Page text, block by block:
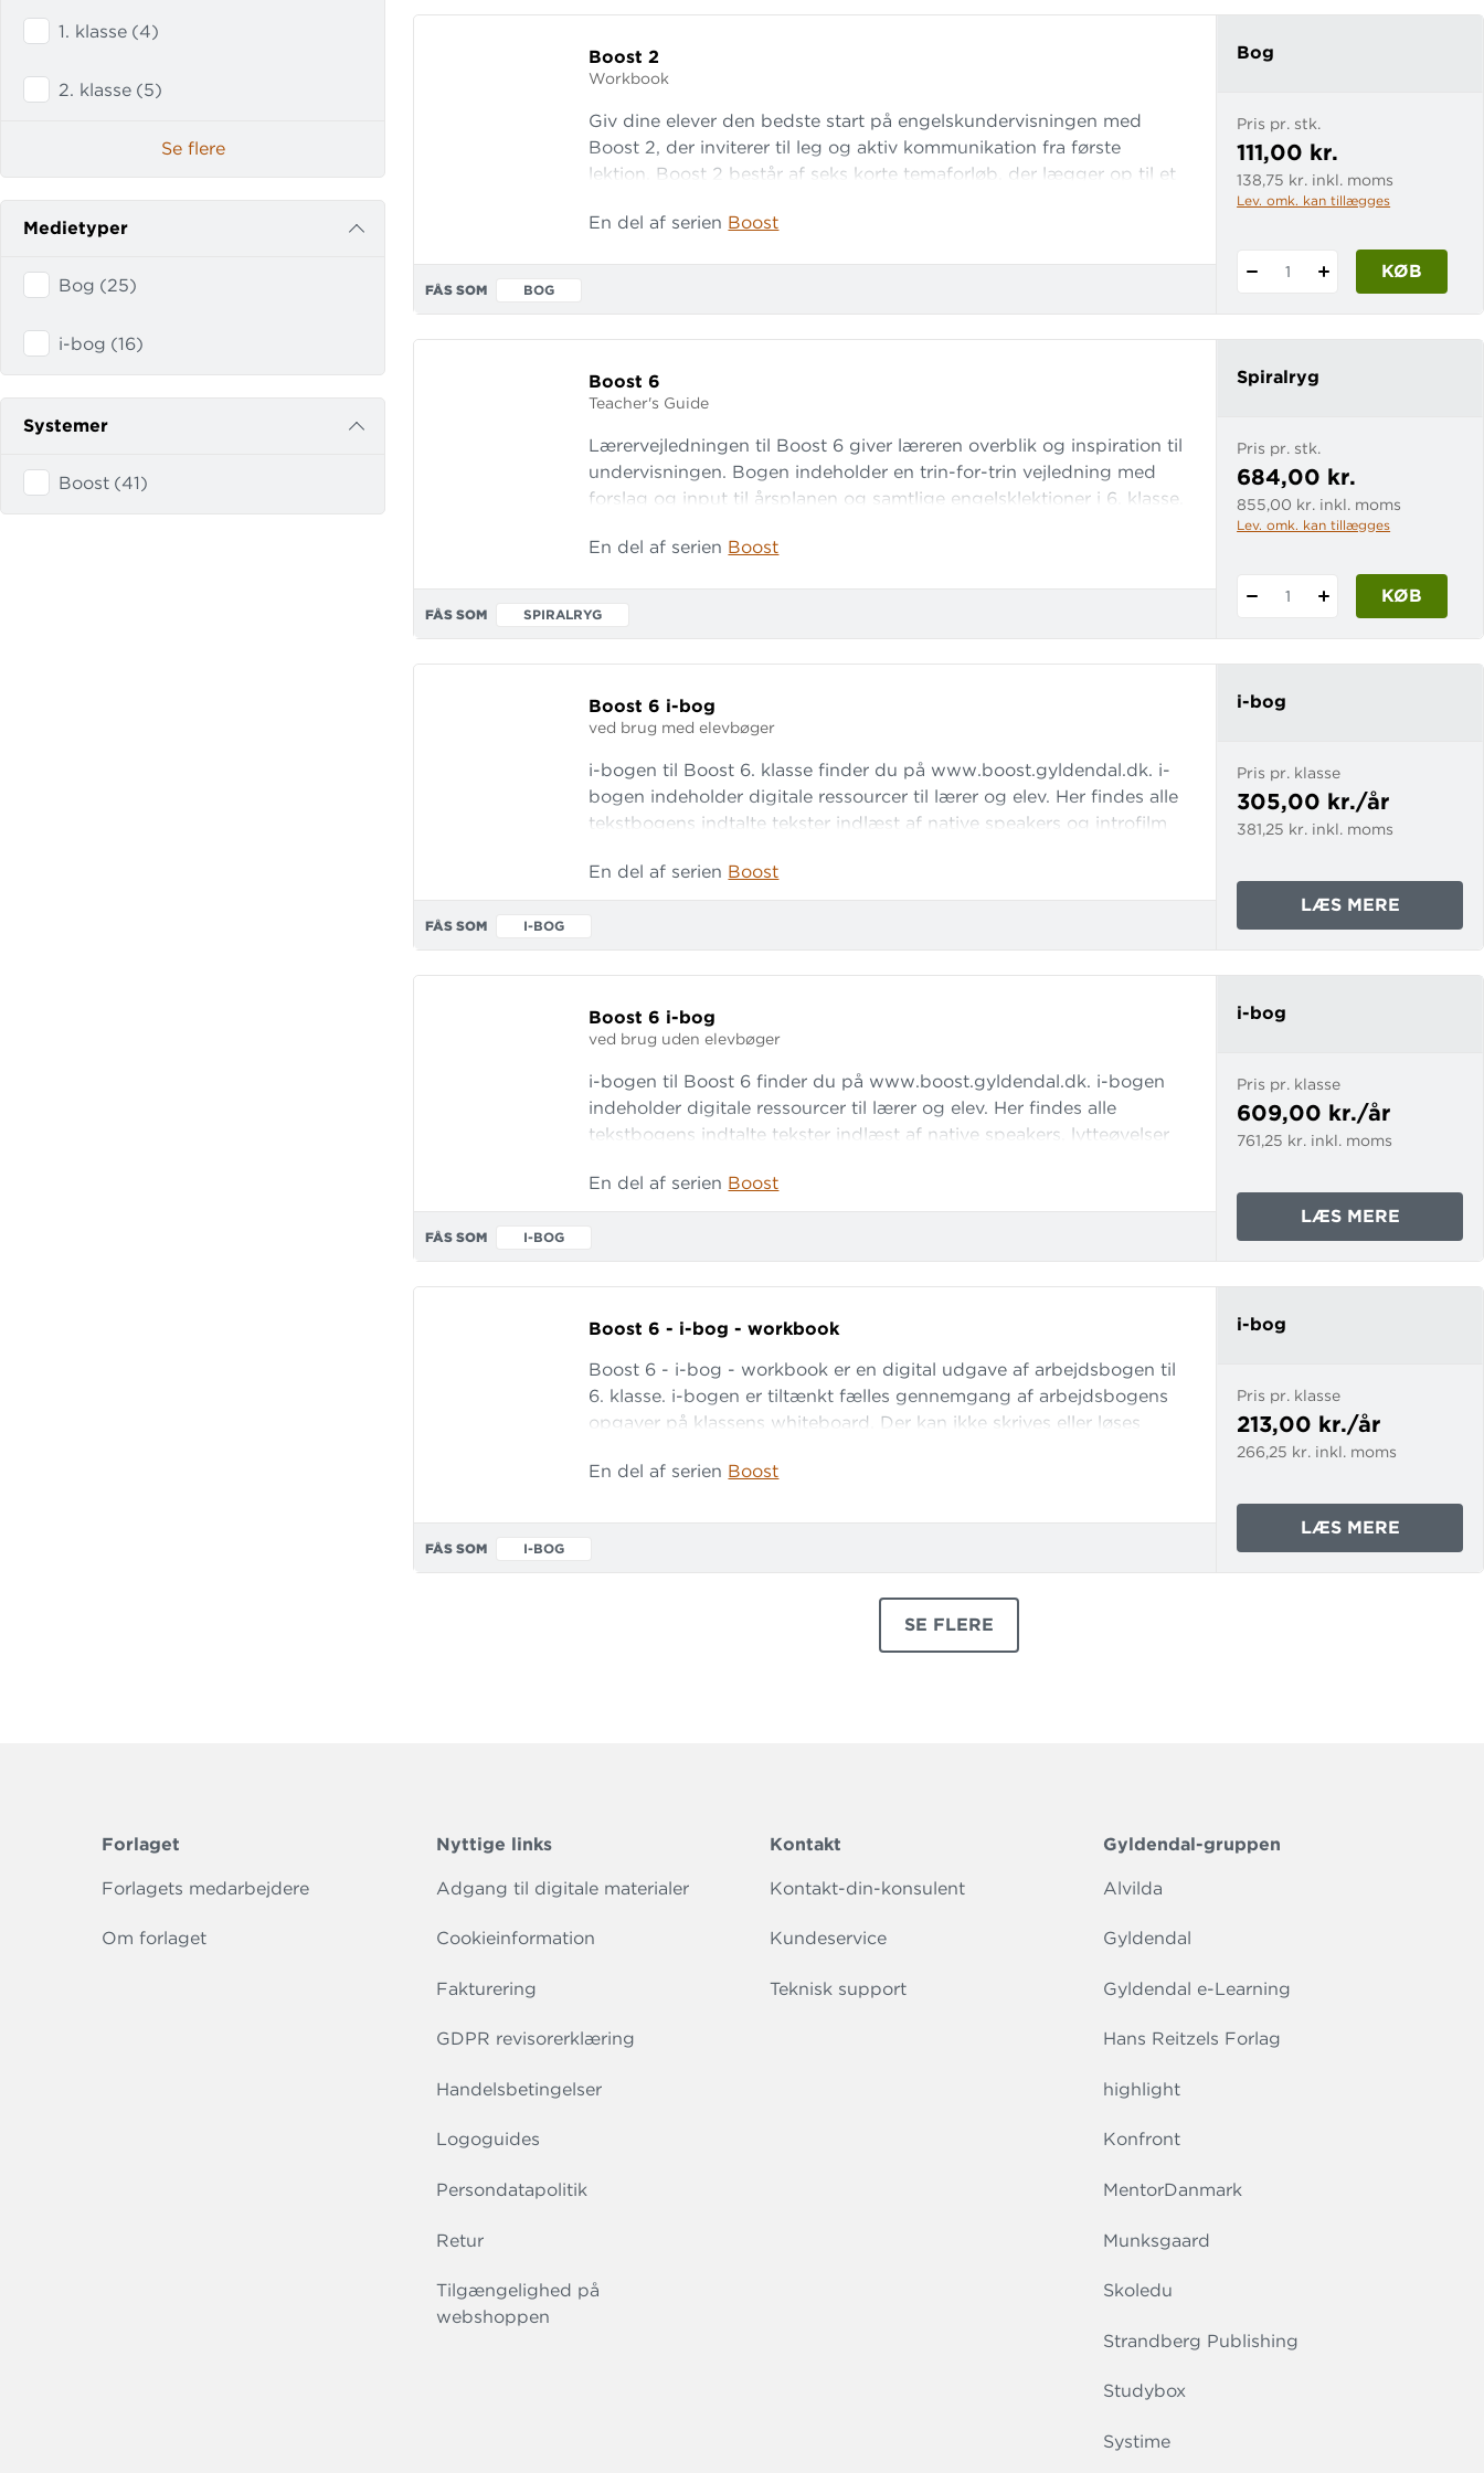
1. klasse (4)
2. klasse (5)
Se flere
Medietyper
Bog (25)
i-bog (16)
Systemer
Boost (41)
Boost 2
Workbook
Giv dine elever den bedste start på engelskundervisningen med
Boost 2, der inviterer til leg og aktiv kommunikation fra første
lektion. Boost 2 består af seks korte temaforløb, der lægger op til et
på mundtlighed, og alle forløb kombinerer det sproglige arbejde
En del af serien Boost
FÅS SOM BOG
Bog
Pris pr. stk.
111,00 kr.
138,75 kr. inkl. moms
Lev. omk. kan tillægges
1 KØB
Boost 6
Teacher's Guide
Lærervejledningen til Boost 6 giver læreren overblik og inspiration til
undervisningen. Bogen indeholder en trin-for-trin vejledning med
forslag og input til årsplanen og samtlige engelsklektioner i 6. klasse.
med forløbets mål. Endelig byder lærervejledningen på en samling
En del af serien Boost
FÅS SOM SPIRALRYG
Spiralryg
Pris pr. stk.
684,00 kr.
855,00 kr. inkl. moms
Lev. omk. kan tillægges
1 KØB
Boost 6 i-bog
ved brug med elevbøger
i-bogen til Boost 6. klasse finder du på www.boost.gyldendal.dk. i-
bogen indeholder digitale ressourcer til lærer og elev. Her findes alle
tekstbogens indtalte tekster indlæst af native speakers og introfilm
fokus på læse- og lytteforståelse, ordforrådstilegnelse og
grammatik. Læs
En del af serien Boost
FÅS SOM I-BOG
i-bog
Pris pr. klasse
305,00 kr./år
381,25 kr. inkl. moms
LÆS MEREOM
BOOST
6
Boost 6 i-bog
ved brug uden elevbøger
i-bogen til Boost 6 finder du på www.boost.gyldendal.dk. i-bogen
indeholder digitale ressourcer til lærer og elev. Her findes alle
tekstbogens indtalte tekster indlæst af native speakers, lytteøvelser
træningsopgaver med fokus på læse- og lytteforståelse,
ordforrådstilegnelse og grammatik. Læs
En del af serien Boost
FÅS SOM I-BOG
i-bog
Pris pr. klasse
609,00 kr./år
761,25 kr. inkl. moms
LÆS MEREOM
BOOST
6
Boost 6 - i-bog - workbook
Boost 6 - i-bog - workbook er en digital udgave af arbejdsbogen til
6. klasse. i-bogen er tiltænkt fælles gennemgang af arbejdsbogens
opgaver på klassens whiteboard. Der kan ikke skrives eller løses
KUN kan købes, hvis skolen har anskaffet et klassesæt af den fysiske
En del af serien Boost
FÅS SOM I-BOG
i-bog
Pris pr. klasse
213,00 kr./år
266,25 kr. inkl. moms
LÆS MEREOM
BOOST
6
SE FLERE
PRODUKTER
Forlaget
Forlagets medarbejdere
Om forlaget
Nyttige links
Adgang til digitale materialer
Cookieinformation
Fakturering
GDPR revisorerklæring
Handelsbetingelser
Logoguides
Persondatapolitik
Retur
Tilgængelighed på
webshoppen
Kontakt
Kontakt-din-konsulent
Kundeservice
Teknisk support
Gyldendal-gruppen
Alvilda
Gyldendal
Gyldendal e-Learning
Hans Reitzels Forlag
highlight
Konfront
MentorDanmark
Munksgaard
Skoledu
Strandberg Publishing
Studybox
Systime